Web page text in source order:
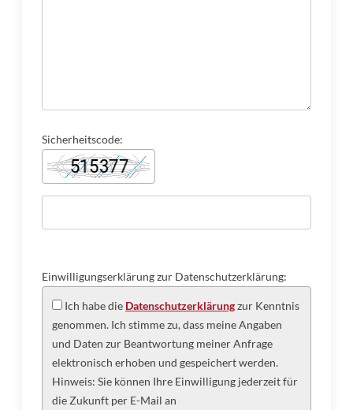
Sicherheitscode:
Einwilligungserklärung zur Datenschutzerklärung:
Ich habe die Datenschutzerklärungzur Kenntnis
genommen. Ich stimme zu, dass meine Angaben
und Daten zur Beantwortung meiner Anfrage
elektronisch erhoben und gespeichert werden.
Hinweis: Sie können Ihre Einwilligung jederzeit für
die Zukunft per E-Mail an